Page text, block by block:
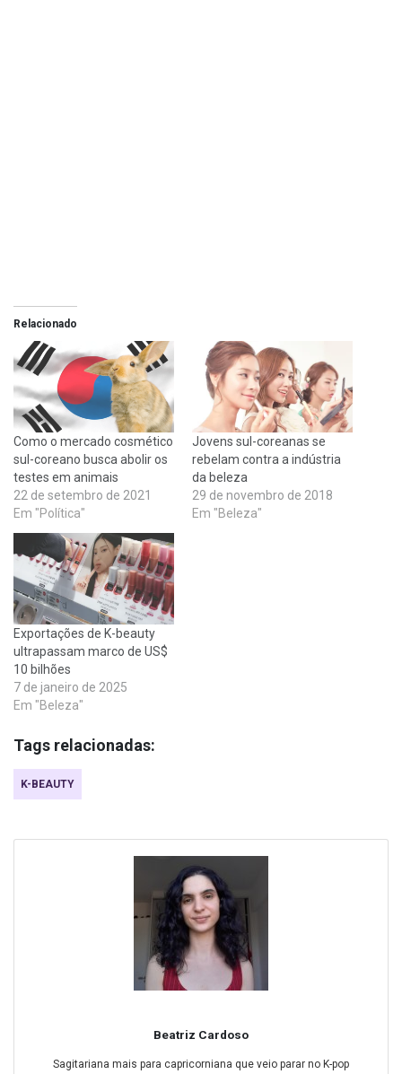
Relacionado
Como o mercado cosmético
sul-coreano busca abolir os
testes em animais
22 de setembro de 2021
Em "Política"
Jovens sul-coreanas se
rebelam contra a indústria
da beleza
29 de novembro de 2018
Em "Beleza"
Exportações de K-beauty
ultrapassam marco de US$
10 bilhões
7 de janeiro de 2025
Em "Beleza"
Tags relacionadas:
K-BEAUTY
Beatriz Cardoso
Sagitariana mais para capricorniana que veio parar no K-pop